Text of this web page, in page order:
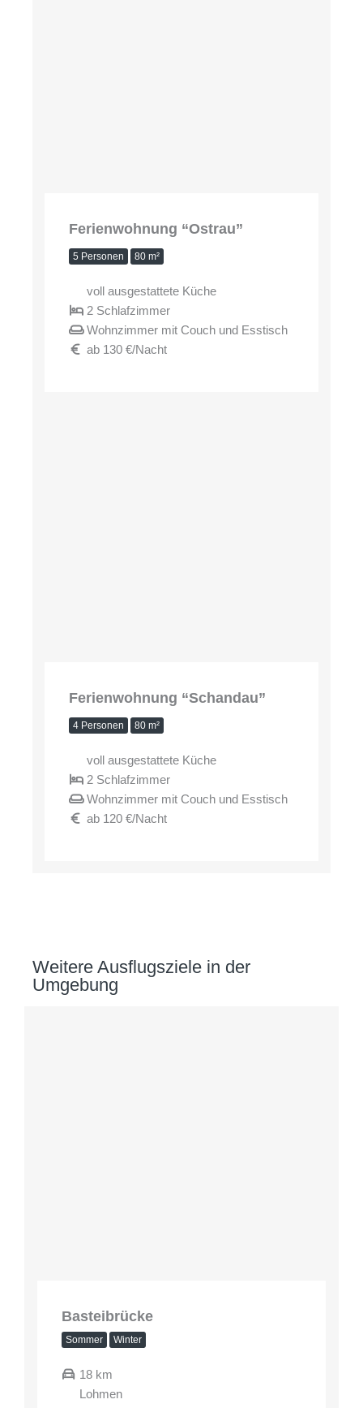
Ferienwohnung “Ostrau”
5 Personen 80 m²
voll ausgestattete Küche
2 Schlafzimmer
Wohnzimmer mit Couch und Esstisch
ab 130 €/Nacht
Ferienwohnung “Schandau”
4 Personen 80 m²
voll ausgestattete Küche
2 Schlafzimmer
Wohnzimmer mit Couch und Esstisch
ab 120 €/Nacht
Weitere Ausflugsziele in der
Umgebung
Basteibrücke
Sommer Winter
18 km
Lohmen